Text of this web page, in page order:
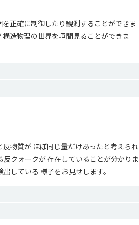
正確に制御したり観測することができま
造物理の世界を垣間見ることができま
物質が ほぼ同じ量だけあったと考えられ
クォークが 存在していることが分かりま
している 様子をお見せします。